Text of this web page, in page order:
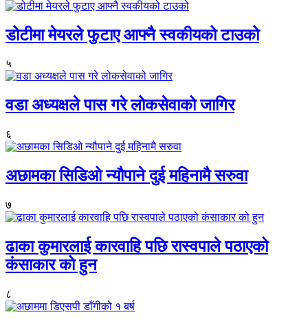
डोटीमा मेयरले फुटाए आफ्नै स्वकीयको टाउको
५
वडा अध्यक्षले पास गरे लोकसेवाको जागिर
६
अछामका सिडिओ न्यौपाने दुई महिनामै सरुवा
७
ढाका कुमारलाई कारवाहि पछि रास्वपाले पठाएको
कंसाकार को हुन
८